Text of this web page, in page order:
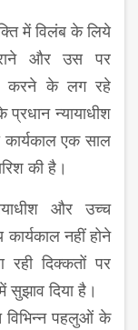
में विलंब के लिये
और उस पर
करने के लग रहे
न्यायाधीश
एक साल
की है।
और उच्च
नहीं होने
दिक्कतों पर
सुझाव दिया है।
विभिन्न पहलुओं के